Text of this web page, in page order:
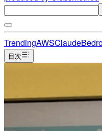
TrendingAWSClaude
目次